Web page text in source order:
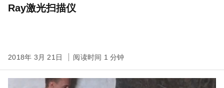
Ray激光扫描仪
2018年 3月 21日 阅读时间 1 分钟